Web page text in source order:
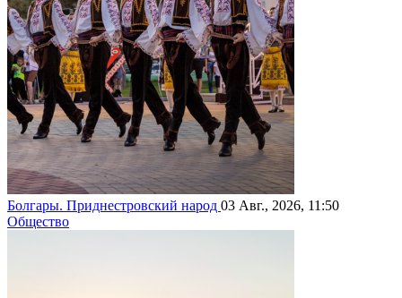
Болгары. Приднестровский народ 03 Авг., 2026, 11:50
Общество